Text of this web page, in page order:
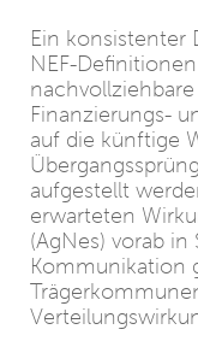
Ein konsistenter
Finanzierungs‑
auf die künftige
aufgestellt
erwarteten
(AgNes) vorab
Kommunikation